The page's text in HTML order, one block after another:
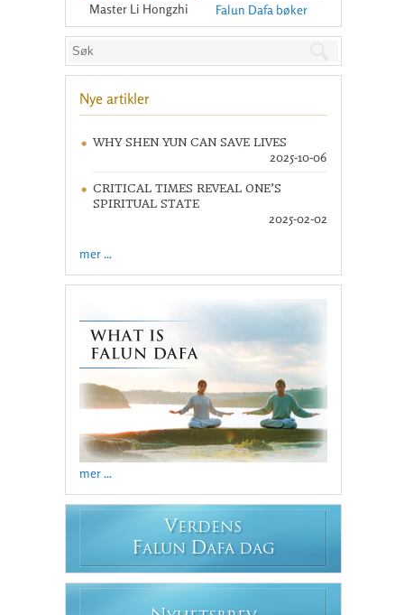
Master Li Hongzhi Falun Dafa bøker
Nye artikler
WHY SHEN YUN CAN SAVE LIVES
2025-10-06
CRITICAL TIMES REVEAL ONE’S
SPIRITUAL STATE
2025-02-02
mer ...
mer ...
VERDENS
FALUN DAFA DAG